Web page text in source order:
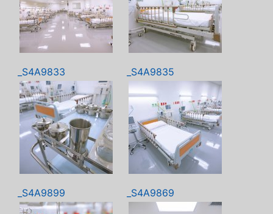
_S4A9833 _S4A9835
_S4A9899 _S4A9869